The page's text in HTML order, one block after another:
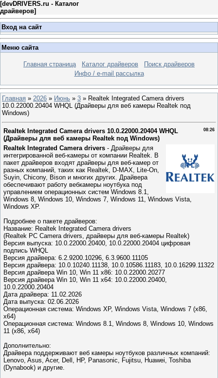
[devDRIVERS.ru - Каталог
драйверов]
Вход на сайт
Меню сайта
Главная страница Каталог драйверов
Поиск драйверов
Инфо / e-mail рассылка
Главная » 2026 » Июнь » 3 » Realtek Integrated Camera drivers
10.0.22000.20404 WHQL (Драйверы для веб камеры Realtek под
Windows)
08:26
Realtek Integrated Camera drivers 10.0.22000.20404 WHQL
(Драйверы для веб камеры Realtek под Windows)
Realtek Integrated Camera drivers - Драйверы для
интегрированной веб-камеры от компании Realtek. В
пакет драйверов входят драйверы для веб-камер от
разных компаний, таких как Realtek, D-MAX, Lite-On,
Suyin, Chicony, Bison и многих других. Драйвера
обеспечивают работу вебкамеры ноутбука под
управлением операционных систем Windows 8.1,
Windows 8, Windows 10, Windows 7, Windows 11, Windows Vista,
Windows XP.
Подробнее о пакете драйверов:
Название: Realtek Integrated Camera drivers
(Realtek PC Camera drivers, драйверы для веб-камеры Realtek)
Версия выпуска: 10.0.22000.20400, 10.0.22000.20404 цифровая
подпись WHQL
Версия драйвера: 6.2.9200.10296, 6.3.9600.11105
Версия драйвера: 10.0.10240.11138, 10.0.10586.11183, 10.0.16299.11322
Версия драйвера Win 10, Win 11 x86: 10.0.22000.20277
Версия драйвера Win 10, Win 11 x64: 10.0.22000.20400,
10.0.22000.20404
Дата драйвера: 11.02.2026
Дата выпуска: 02.06.2026
Операционная система: Windows XP, Windows Vista, Windows 7 (x86,
x64)
Операционная система: Windows 8.1, Windows 8, Windows 10, Windows
11 (x86, x64)
Дополнительно:
Драйвера поддерживают веб камеры ноутбуков различных компаний:
Lenovo, Asus, Acer, Dell, HP, Panasonic, Fujitsu, Huawei, Toshiba
(Dynabook) и другие.